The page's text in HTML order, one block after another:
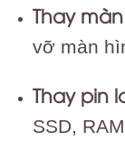
Thay
vỡ màn
Thay pin
SSD,